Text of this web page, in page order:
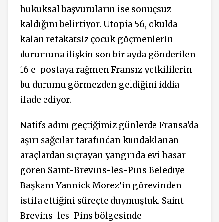
hukuksal başvuruların ise sonuçsuz
kaldığını belirtiyor. Utopia 56, okulda
kalan refakatsiz çocuk göçmenlerin
durumuna ilişkin son bir ayda gönderilen
16 e-postaya rağmen Fransız yetkililerin
bu durumu görmezden geldiğini iddia
ifade ediyor.
Natifs adını geçtiğimiz günlerde Fransa'da
aşırı sağcılar tarafından kundaklanan
araçlardan sıçrayan yangında evi hasar
gören Saint-Brevins-les-Pins Belediye
Başkanı Yannick Morez’in görevinden
istifa ettiğini süreçte duymuştuk. Saint-
Brevins-les-Pins bölgesinde